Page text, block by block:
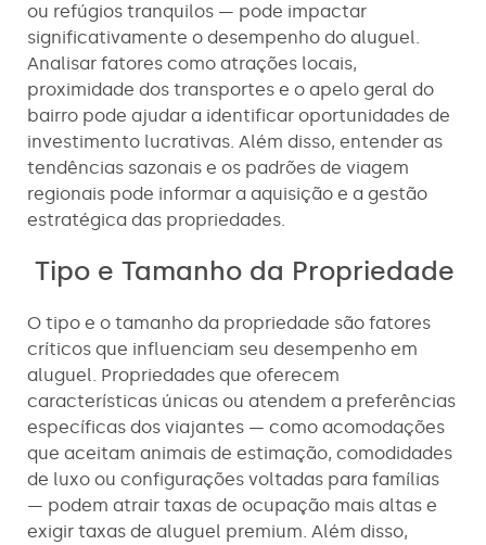
ou refúgios tranquilos — pode impactar
significativamente o desempenho do aluguel.
Analisar fatores como atrações locais,
proximidade dos transportes e o apelo geral do
bairro pode ajudar a identificar oportunidades de
investimento lucrativas. Além disso, entender as
tendências sazonais e os padrões de viagem
regionais pode informar a aquisição e a gestão
estratégica das propriedades.
Tipo e Tamanho da Propriedade
O tipo e o tamanho da propriedade são fatores
críticos que influenciam seu desempenho em
aluguel. Propriedades que oferecem
características únicas ou atendem a preferências
específicas dos viajantes — como acomodações
que aceitam animais de estimação, comodidades
de luxo ou configurações voltadas para famílias
— podem atrair taxas de ocupação mais altas e
exigir taxas de aluguel premium. Além disso,